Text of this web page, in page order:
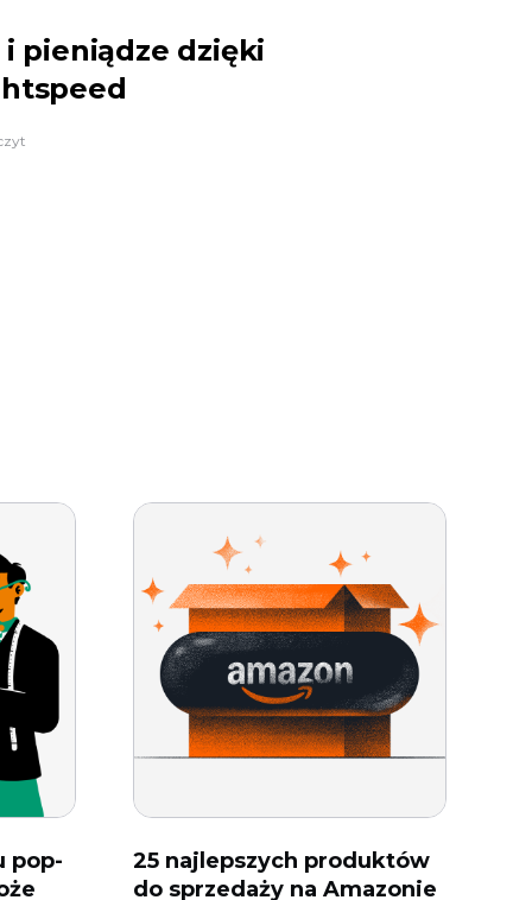
i pieniądze dzięki
pop-
25 najlepszych produktów
do sprzedaży na Amazonie